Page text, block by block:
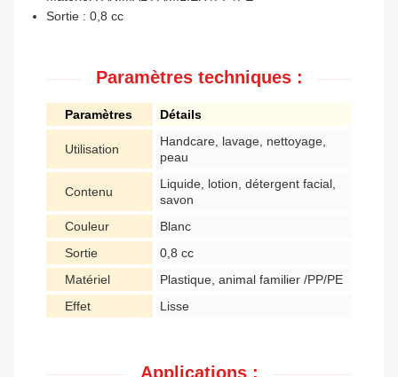
Sortie : 0,8 cc
Paramètres techniques :
Paramètres Détails
Utilisation
Handcare, lavage, nettoyage,
peau
Contenu
Liquide, lotion, détergent facial,
savon
Couleur
Blanc
Sortie
0,8 cc
Matériel
Plastique, animal familier /PP/PE
Effet
Lisse
Applications :